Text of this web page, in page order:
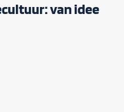
van idee